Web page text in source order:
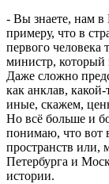
- Вы знаете, нам в
примеру, что в
первого человека
министр, который
Даже сложно
как анклав,
иные, скажем,
Но всё больше и
понимаю, что вот
пространств или,
Петербурга и
истории.